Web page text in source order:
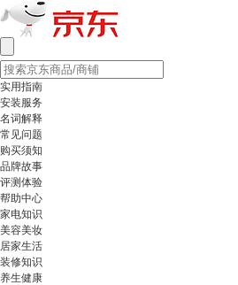
实用指南
安装服务
名词解释
常见问题
购买须知
品牌故事
评测体验
帮助中心
家电知识
美容美妆
居家生活
装修知识
养生健康